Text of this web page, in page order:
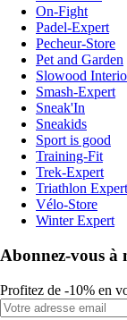
On-Fight
Padel-Expert
Pecheur-Store
Pet and Garden
Slowood
Smash-Expert
Sneak'In
Sneakids
Sport is good
Training-Fit
Trek-Expert
Triathlon Expert
Vélo-Store
Winter Expert
Abonnez-vous à
Profitez de -10% en